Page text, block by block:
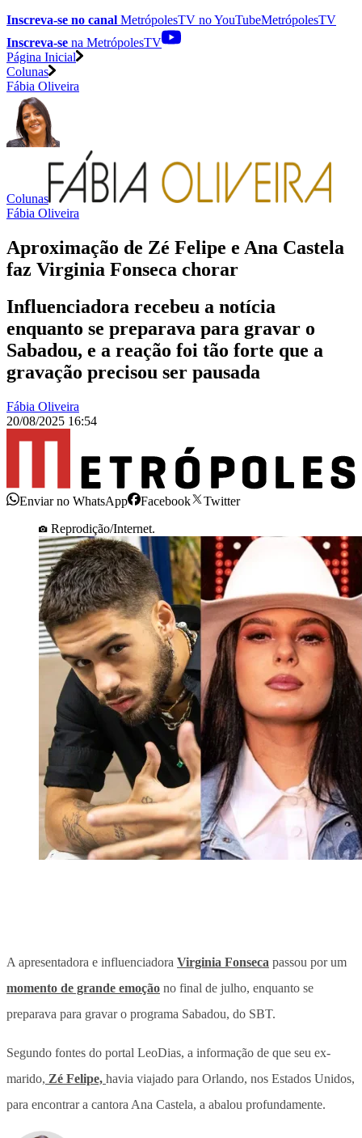
Inscreva-se no canal MetrópolesTV noYouTubeMetrópolesTV
Inscreva-se na MetrópolesTV
Página Inicial
Colunas
Fábia Oliveira
Colunas
Fábia Oliveira
Aproximação de Zé Felipe e Ana Castela
faz Virginia Fonseca chorar
Influenciadora recebeu a notícia
enquanto se preparava para gravar o
Sabadou, e a reação foi tão forte que a
gravação precisou ser pausada
Fábia Oliveira
20/08/2025 16:54
Enviar no WhatsApp Facebook
Twitter
Reprodição/Internet.
A apresentadora e influenciadora Virginia Fonseca passou por um
momento de grande emoção no final de julho, enquanto se
preparava para gravar o programa Sabadou, do SBT.
Segundo fontes do portal LeoDias, a informação de que seu ex-
marido, Zé Felipe, havia viajado para Orlando, nos Estados Unidos,
para encontrar a cantora Ana Castela, a abalou profundamente.